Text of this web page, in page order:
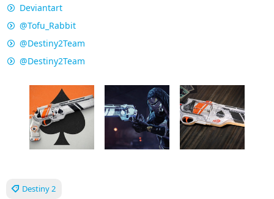
Deviantart
@Tofu_Rabbit
@Destiny2Team
@Destiny2Team
Destiny 2